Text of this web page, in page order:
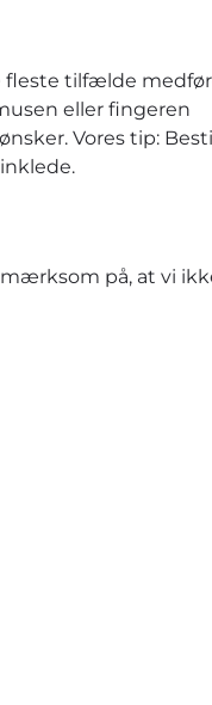
fleste tilfælde
eller fingeren
Vores tip:
på, at vi